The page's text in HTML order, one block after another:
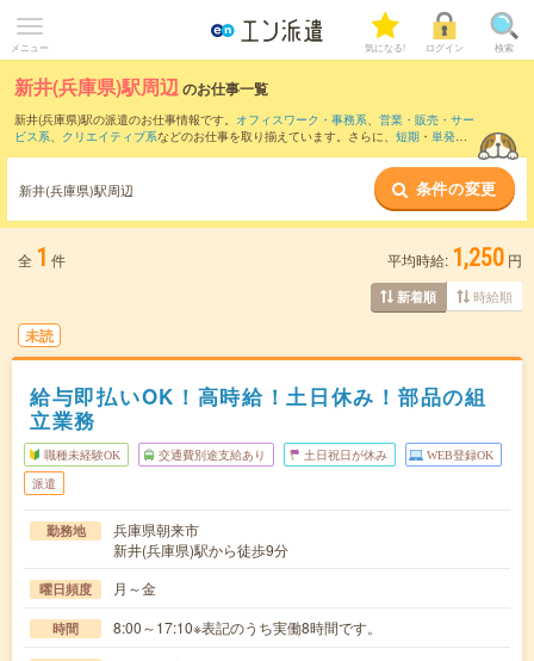
メニュー 気になる! ログイン 検索
新井(兵庫県)駅周辺のお仕事一覧
新井(兵庫県)駅の派遣のお仕事情報です。 オフィスワーク・事務系、 営業・販売・サー
ビス系、 クリエイティブ系などのお仕事を取り揃えています。さらに、 短期 ・ 単発な
また、 生野(兵庫県)駅・ ・ 青倉駅など近隣
駅のお仕事もご確認いただけます。
新井(兵庫県)駅周辺 条件の変更
全 1 件 平均時給: 1,250 円
新着順 時給順
未読
給与即払いOK！高時給！土日休み！部品の組
立業務
職種未経験OK 交通費別途支給あり 土日祝日が休み WEB登録OK
派遣
勤務地
兵庫県朝来市
新井(兵庫県)駅から徒歩9分
曜日頻度 月～金
時間 8:00～17:10※表記のうち実働8時間です。